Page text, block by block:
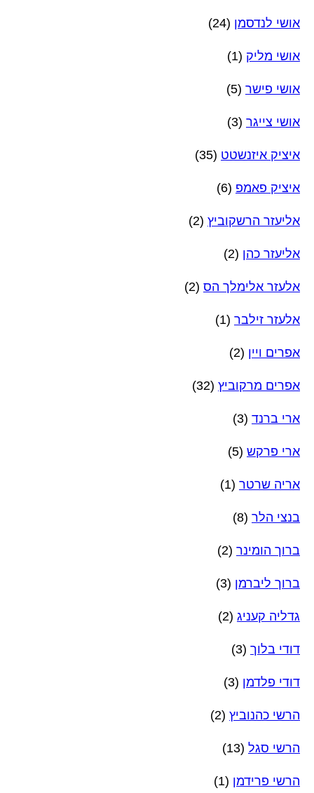
אושי לנדסמן (24)
אושי מליק (1)
אושי פישר (5)
אושי צייגר (3)
איציק איזנשטט (35)
איציק פאמפ (6)
אליעזר הרשקוביץ (2)
אליעזר כהן (2)
אלעזר אלימלך הס (2)
אלעזר זילבר (1)
אפרים ויין (2)
אפרים מרקוביץ (32)
ארי ברנד (3)
ארי פרקש (5)
אריה שרטר (1)
בנצי הלר (8)
ברוך הומינר (2)
ברוך ליברמן (3)
גדליה קעניג (2)
דודי בלוך (3)
דודי פלדמן (3)
הרשי כהנוביץ (2)
הרשי סגל (13)
הרשי פרידמן (1)